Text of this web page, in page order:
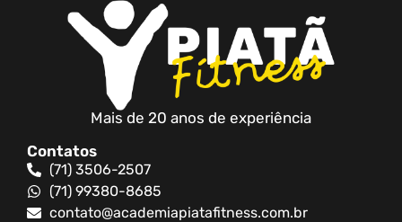
Mais de 20 anos de experiência
Contatos
(71) 3506-2507
(71) 99380-8685
contato@academiapiatafitness.com.br